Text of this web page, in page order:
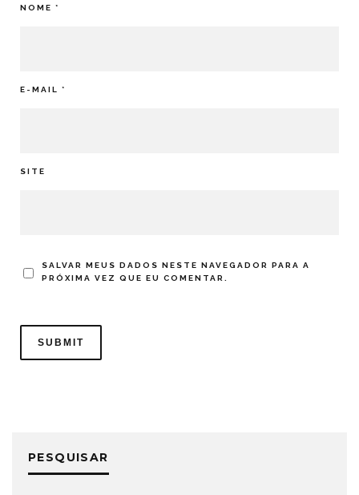
NOME *
E-MAIL *
SITE
SALVAR MEUS DADOS NESTE NAVEGADOR PARA A
PRÓXIMA VEZ QUE EU COMENTAR.
PESQUISAR